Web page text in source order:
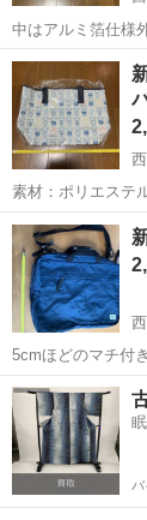
中はアルミ箔仕様外はビ
遠慮ください
石川 金沢市
素材：ポリエステル、PU合皮 頂き物で新
渉はご遠慮くださ
石川 金沢市
5cmほどのマチ付
ンドでも持つこと
めです❣️ ショルダーバッ
ご遠慮ください
石川 金沢市
バ